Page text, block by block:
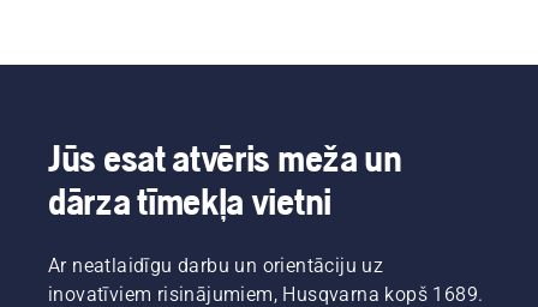
Jūs esat atvēris meža un
dārza tīmekļa vietni
Ar neatlaidīgu darbu un orientāciju uz
inovatīviem risinājumiem, Husqvarna kopš 1689.